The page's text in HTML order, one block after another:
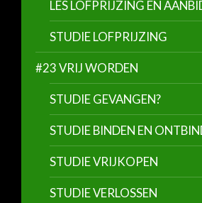
LES LOFPRIJZING EN
STUDIE LOFPRIJZING
#23 VRIJ WORDEN
STUDIE GEVANGEN?
STUDIE BINDEN EN
STUDIE VRIJKOPEN
STUDIE VERLOSSEN